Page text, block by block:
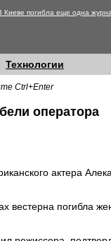
Киеве погибла еще одна
Технологии
Ctrl+Enter
оператора
актера
вестерна погибла